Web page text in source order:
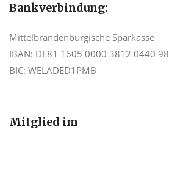
Bankverbindung:
Mittelbrandenburgische Sparkasse
IBAN: DE81 1605 0000 3812 0440 98
BIC: WELADED1PMB
Mitglied im